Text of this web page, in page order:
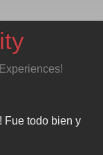
Fue todo bien y